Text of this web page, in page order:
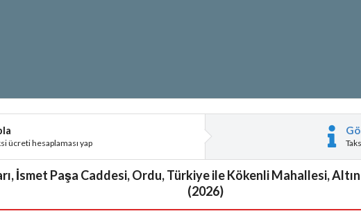
ücreti hesaplaması yap
İsmet Paşa Caddesi, Ordu, Türkiye ile Kökenli Mahallesi,
(2026)